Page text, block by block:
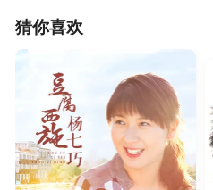
猜你喜欢